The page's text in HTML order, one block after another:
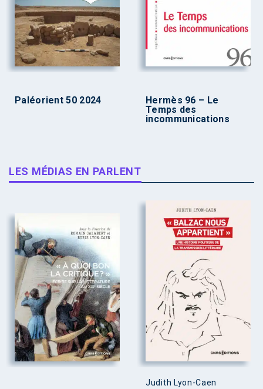
Paléorient 50 2024
Hermès 96 – Le
Temps des
incommunications
LES MÉDIAS EN PARLENT
Judith Lyon-Caen